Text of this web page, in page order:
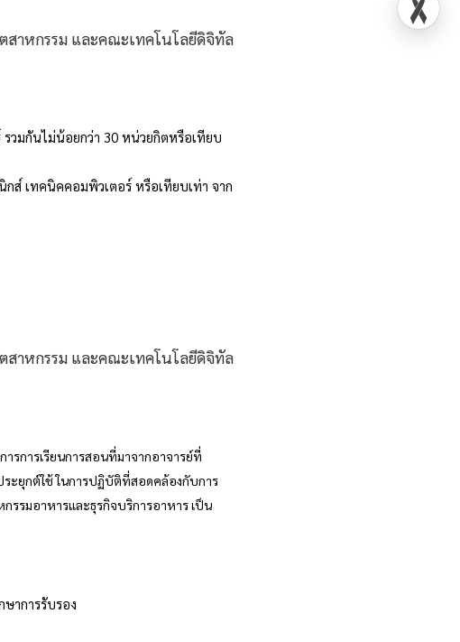
วมกันไม่น้อยกว่า 30 หน่วยกิตหรือเทียบ
ส์ เทคนิคคอมพิวเตอร์ หรือเทียบเท่า จาก
รการเรียนการสอนที่มาจากอาจารย์ที่
ะยุกต์ใช้ ในการปฏิบัติที่สอดคล้องกับการ
รรมอาหารและธุรกิจบริการอาหาร เป็น
าการรับรอง